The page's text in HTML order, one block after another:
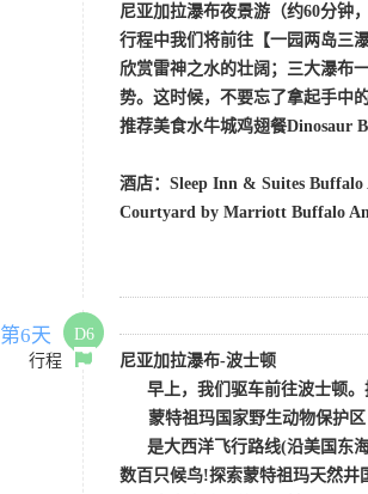
尼亚加拉瀑布夜景游 （约60分钟
行程中我们将前往【一园两岛三
欣赏雷神之水的壮阔；三大瀑布
势。这时候，不要忘了拿起手中
推荐美食水牛城鸡翅餐Dinosaur
酒店： Sleep Inn & Suites
Courtyard by Marriott Buffalo
第6天
D6
行程
尼亚加拉瀑布-波士顿
早上，我们驱车前往波士顿
蒙特祖玛国家野生动物保护
是大西洋飞行路线(沿美国东
数百只候鸟!探索蒙特祖玛天然井